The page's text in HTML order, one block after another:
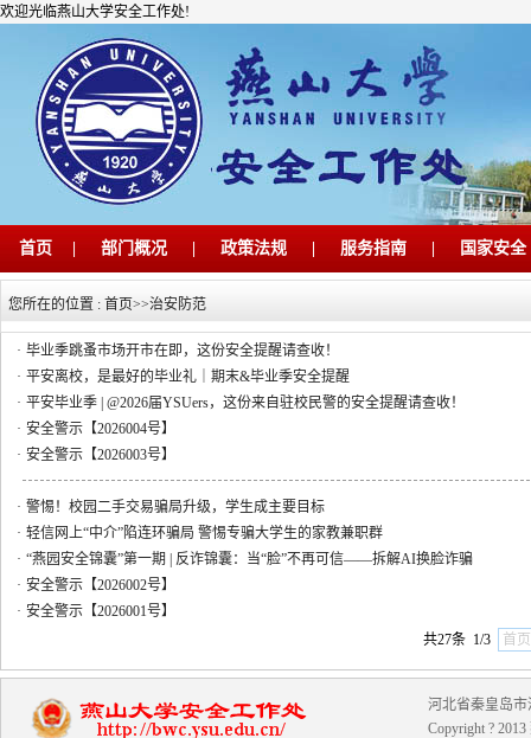
欢迎光临燕山大学安全工作处!
首页 部门概况 政策法规 服务指南 国家安全
您所在的位置 : 首页>>治安防范
· 毕业季跳蚤市场开市在即，这份安全提醒请查收！
· 平安离校，是最好的毕业礼｜期末&毕业季安全提醒
· 平安毕业季 | @2026届YSUers，这份来自驻校民警的安全提醒请查收！
· 安全警示【2026004号】
· 安全警示【2026003号】
· 警惕！校园二手交易骗局升级，学生成主要目标
· 轻信网上“中介”陷连环骗局 警惕专骗大学生的家教兼职群
· “燕园安全锦囊”第一期 | 反诈锦囊：当“脸”不再可信——拆解AI换脸诈骗
· 安全警示【2026002号】
· 安全警示【2026001号】
共27条 1/3
首页
河北省秦皇岛市
Copyright ?